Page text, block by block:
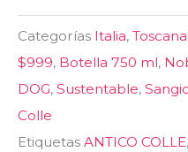
Categorías Italia, Toscana
$999, Botella 750 ml,
DOG, Sustentable,
Colle
Etiquetas ANTICO COLLE,